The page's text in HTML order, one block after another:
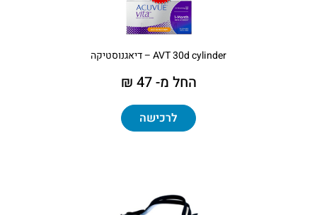
AVT 30d cylinder – דיאגנוסטיקה
החל מ- 47 ₪
לרכישה